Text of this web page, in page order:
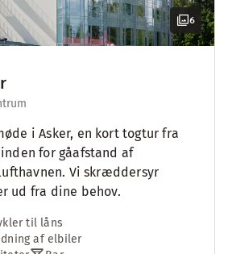
6
i Asker, en kort togtur fra
for gåafstand af
Vi skræddersyr
ud fra dine behov.
til låns
af elbiler